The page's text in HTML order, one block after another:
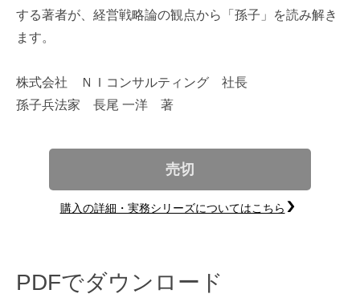
する著者が、経営戦略論の観点から「孫子」を読み解き
ます。
株式会社 ＮＩコンサルティング 社長
孫子兵法家 長尾 一洋 著
売切
購入の詳細・実務シリーズについてはこちら
PDFでダウンロード